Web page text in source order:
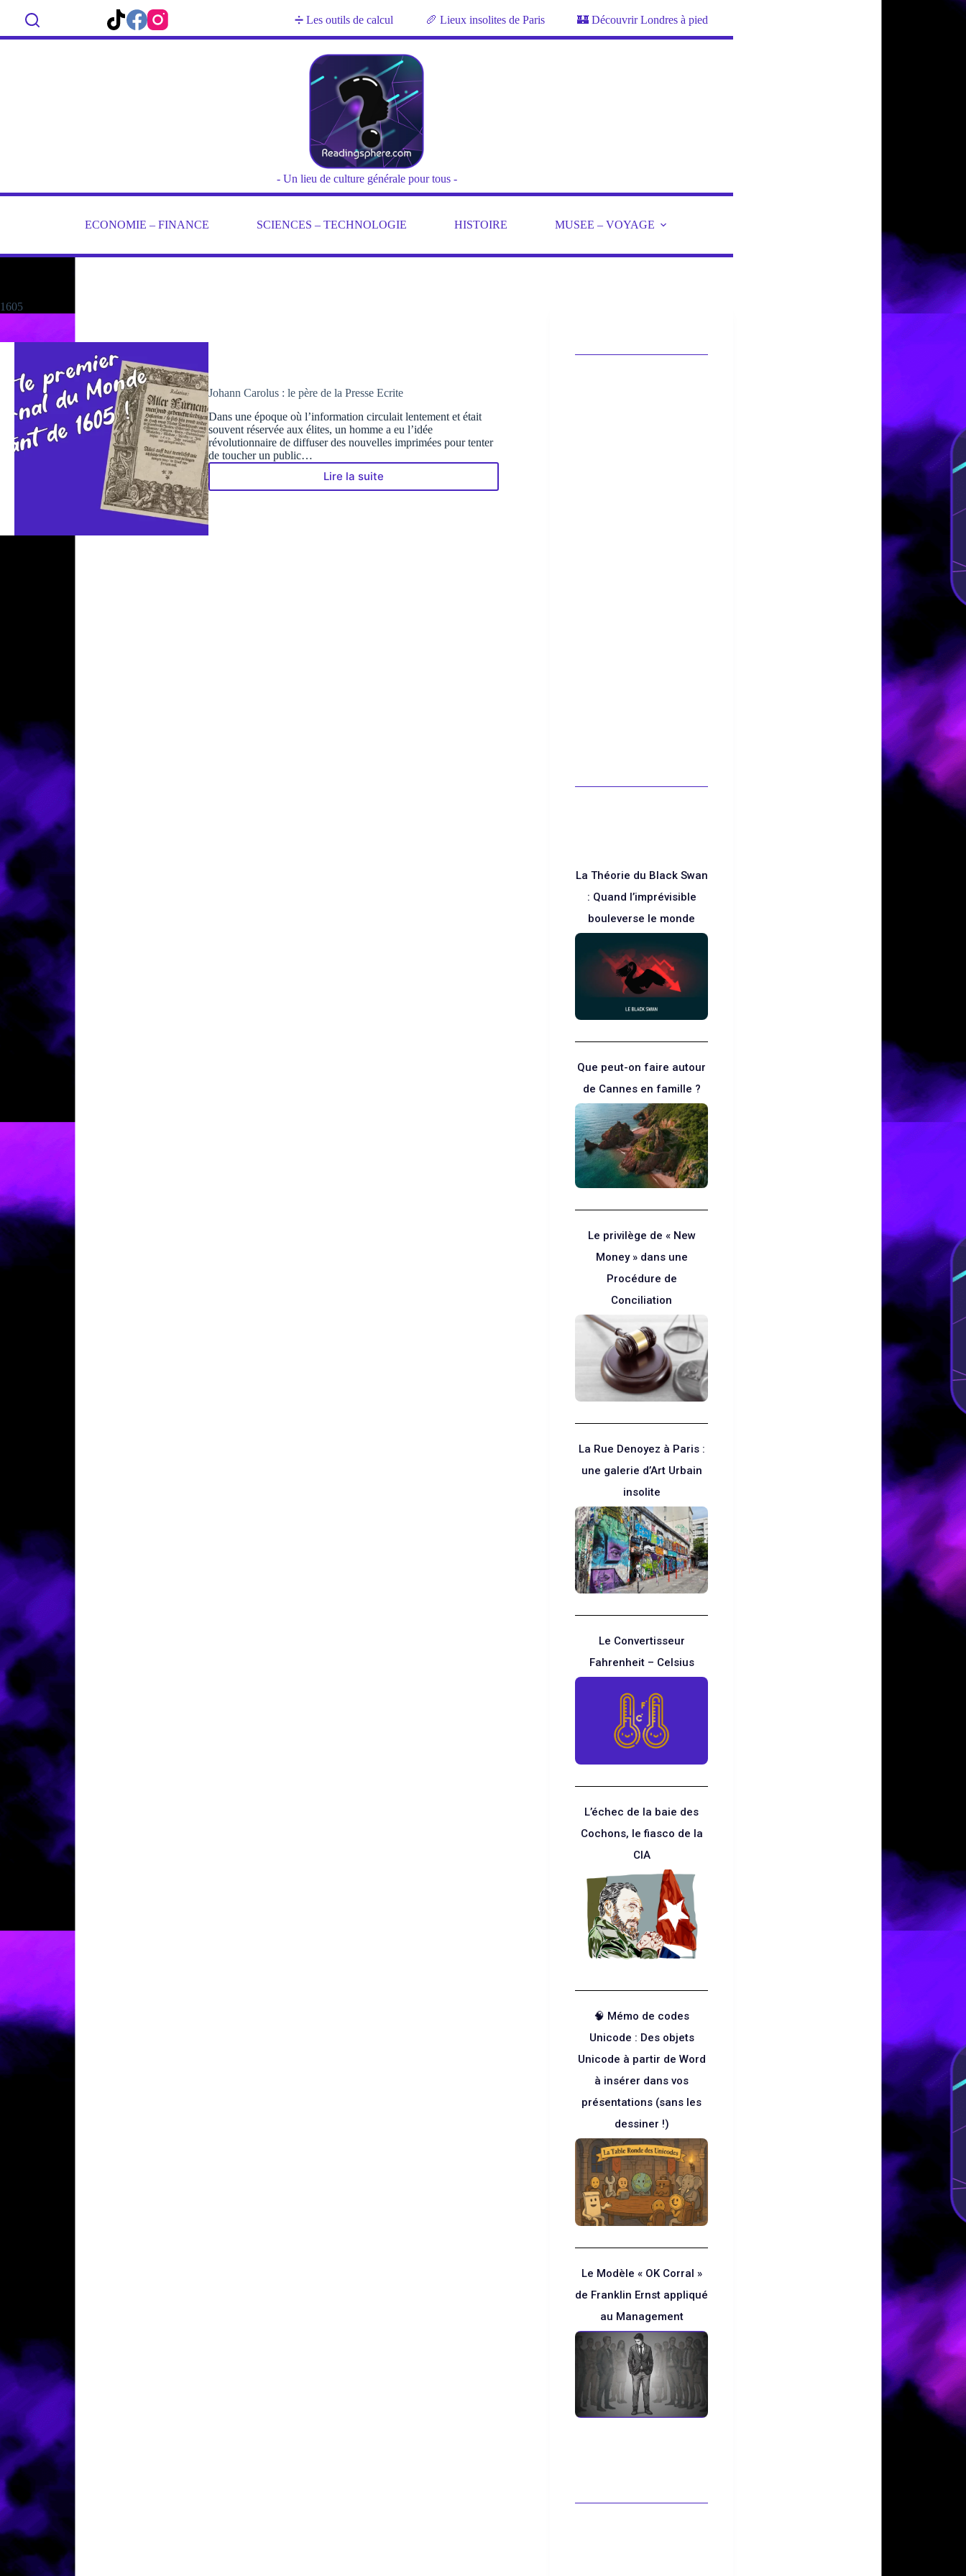
➗ Les outils de calcul 🥖 Lieux insolites de Paris 🏰 Découvrir Londres à pied
- Un lieu de culture générale pour tous -
ECONOMIE – FINANCE SCIENCES – TECHNOLOGIE HISTOIRE MUSEE – VOYAGE
1605
Johann Carolus : le père de la Presse Ecrite
Dans une époque où l’information circulait lentement et était
souvent réservée aux élites, un homme a eu l’idée
révolutionnaire de diffuser des nouvelles imprimées pour tenter
de toucher un public…
Lire la suite
Johann
La Théorie du Black Swan
: Quand l’imprévisible
bouleverse le monde
Que peut-on faire autour
de Cannes en famille ?
Le privilège de « New
Money » dans une
Procédure de
Conciliation
La Rue Denoyez à Paris :
une galerie d’Art Urbain
insolite
Le Convertisseur
Fahrenheit – Celsius
L’échec de la baie des
Cochons, le fiasco de la
CIA
🧠 Mémo de codes
Unicode : Des objets
Unicode à partir de Word
à insérer dans vos
présentations (sans les
dessiner !)
Le Modèle « OK Corral »
de Franklin Ernst appliqué
au Management